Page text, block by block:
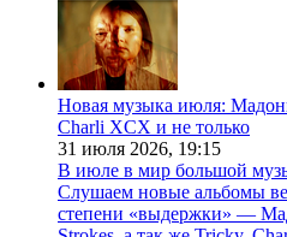
Новая музыка июля:
Charli XCX и не только
31 июля 2026, 19:15
В июле в мир большой
Слушаем новые альбомы
степени «выдержки» —